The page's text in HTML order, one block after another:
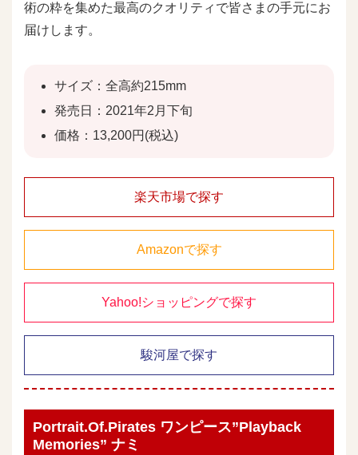
術の粋を集めた最高のクオリティで皆さまの手元にお
届けします。
サイズ：全高約215mm
発売日：2021年2月下旬
価格：13,200円(税込)
楽天市場で探す
Amazonで探す
Yahoo!ショッピングで探す
駿河屋で探す
Portrait.Of.Pirates ワンピース”Playback
Memories” ナミ